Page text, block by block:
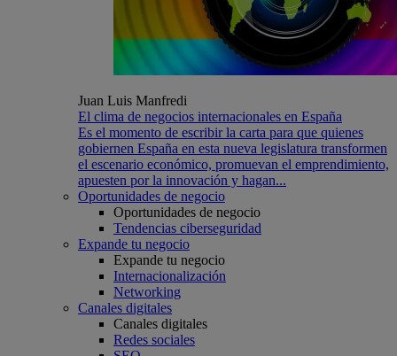
Juan Luis Manfredi
El clima de negocios internacionales en España
Es el momento de escribir la carta para que quienes
gobiernen España en esta nueva legislatura transformen
el escenario económico, promuevan el emprendimiento,
apuesten por la innovación y hagan...
Oportunidades de negocio
Oportunidades de negocio
Tendencias ciberseguridad
Expande tu negocio
Expande tu negocio
Internacionalización
Networking
Canales digitales
Canales digitales
Redes sociales